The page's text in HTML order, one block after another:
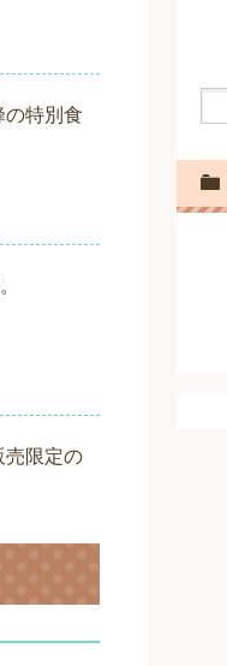
の特別食
売限定の